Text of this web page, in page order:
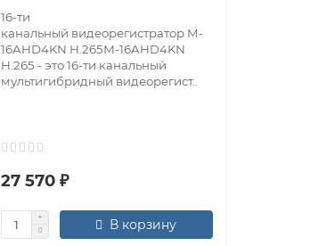
16-ти
канальный видеорегистратор M-
16AHD4KN H.265М-16AHD4KN
H.265 - это 16-ти канальный
мультигибридный видеорегист..
27 570 ₽
В корзину